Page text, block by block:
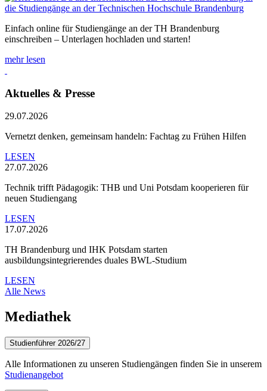
Einfach online für Studiengänge an der TH Brandenburg
einschreiben – Unterlagen hochladen und starten!
mehr lesen
Aktuelles & Presse
29.07.2026
Vernetzt denken, gemeinsam handeln: Fachtag zu Frühen Hilfen
LESEN
27.07.2026
Technik trifft Pädagogik: THB und Uni Potsdam kooperieren für
neuen Studiengang
LESEN
17.07.2026
TH Brandenburg und IHK Potsdam starten
ausbildungsintegrierendes duales BWL-Studium
LESEN
Alle News
Mediathek
Studienführer 2026/27
Alle Informationen zu unseren Studiengängen finden Sie in unserem
Studienangebot